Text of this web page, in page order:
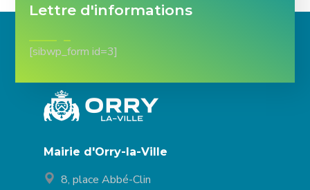
Lettre d'informations
[sibwp_form id=3]
Mairie d'Orry-la-Ville
8, place Abbé-Clin